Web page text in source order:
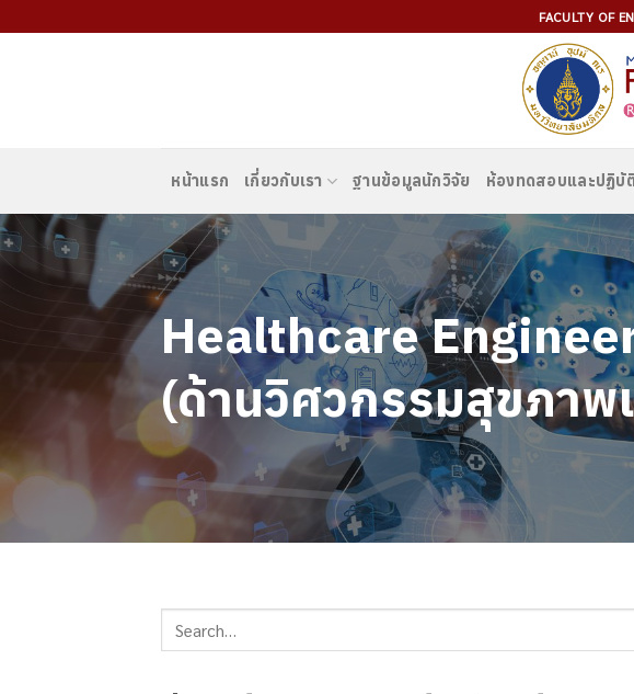
to
FACULTY OF
หน้าแรก เกี่ยวกับเรา ฐานข้อมูลนักวิจัย ห้องทดสอบและปฏิบั
Healthcare
(ด้านวิศวกรรมสุขภา